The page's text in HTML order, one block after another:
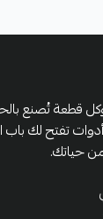
قطعة تُصنع
تفتح لك
حياتك.